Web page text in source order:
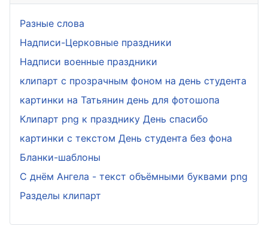
Разные слова
Надписи-Церковные праздники
Надписи военные праздники
клипарт с прозрачным фоном на день студента
картинки на Татьянин день для фотошопа
Клипарт png к празднику День спасибо
картинки с текстом День студента без фона
Бланки-шаблоны
С днём Ангела - текст объёмными буквами png
Разделы клипарт